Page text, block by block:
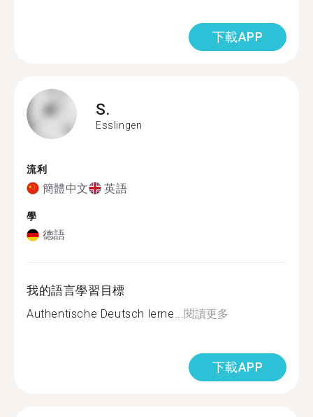
下載APP
S.
Esslingen
流利
簡體中文 英語
學
德語
我的語言學習目標
Authentische Deutsch lerne...閱讀更多
下載APP